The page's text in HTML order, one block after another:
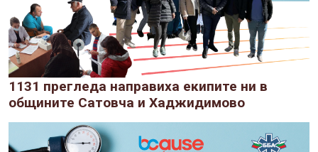
1131 прегледа направиха екипите ни в
общините Сатовча и Хаджидимово